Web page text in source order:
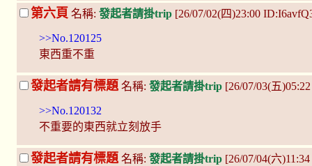
第六頁 名稱: 發起者請掛trip [26/07/02(四)23:00
>>No.120125
東西重不重
發起者請有標題 名稱: 發起者請掛trip [26/07/03(五
>>No.120132
不重要的東西就立刻放手
發起者請有標題 名稱: 發起者請掛trip [26/07/04(六